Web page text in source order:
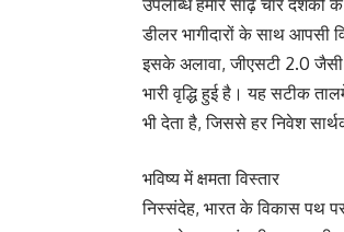
उपलब्धि हमारे साढ़े चार दशकों
डीलर भागीदारों के साथ आपसी
इसके अलावा, जीएसटी 2.0 जैसी
भारी वृद्धि हुई है। यह सटीक
भी देता है, जिससे हर निवेश
भविष्य में क्षमता विस्तार
निस्संदेह, भारत के विकास पथ